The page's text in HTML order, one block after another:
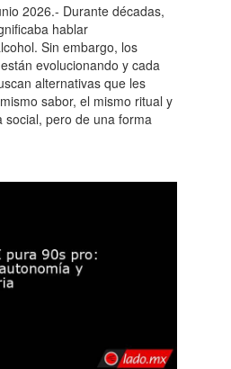
2026.- Durante décadas,
hablar
Sin embargo, los
evolucionando y cada
alternativas que les
sabor, el mismo ritual y
social, pero de una forma